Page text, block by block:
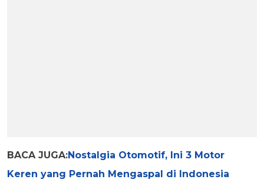
BACA JUGA:Nostalgia Otomotif, Ini 3 Motor
Keren yang Pernah Mengaspal di Indonesia